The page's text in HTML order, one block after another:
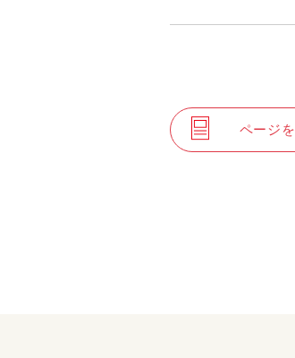
ページ